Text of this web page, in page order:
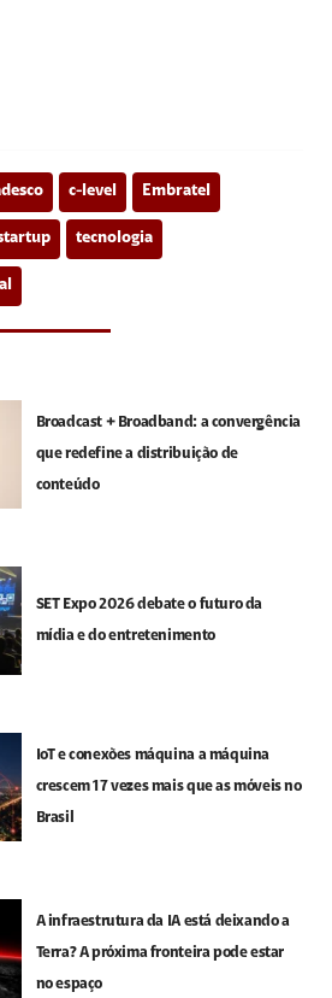
c-level Embratel
tecnologia
Broadcast + Broadband: a convergência
que redefine a distribuição de
conteúdo
SET Expo 2026 debate o futuro da
mídia e do entretenimento
IoT e conexões máquina a máquina
crescem 17 vezes mais que as móveis no
Brasil
A infraestrutura da IA está deixando a
Terra? A próxima fronteira pode estar
no espaço